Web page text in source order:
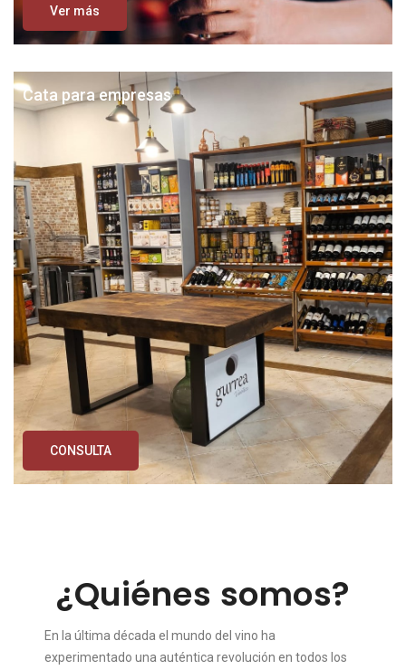
Ver más
Cata para empresas
CONSULTA
¿Quiénes somos?
En la última década el mundo del vino ha
experimentado una auténtica revolución en todos los